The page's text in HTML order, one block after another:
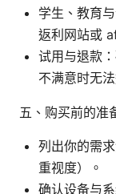
学生、教育
返利网站或
试用与退款
不满意时无
五、购买前的准
列出你的需
重视度）。
确认设备与